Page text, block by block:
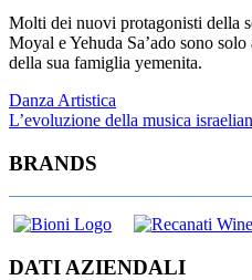
Molti dei nuovi protagonisti della
Moyal e Yehuda Sa’ado sono
della sua famiglia yemenita.
Navigazione
articoli
Danza Artistica
L’evoluzione della musica
BRANDS
DATI AZIENDALI